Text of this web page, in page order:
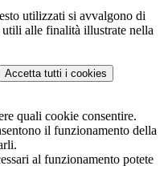
utilizzati si avvalgono di
alle finalità illustrate nella
Accetta tutti i cookies
quali cookie consentire.
il funzionamento della
al funzionamento potete